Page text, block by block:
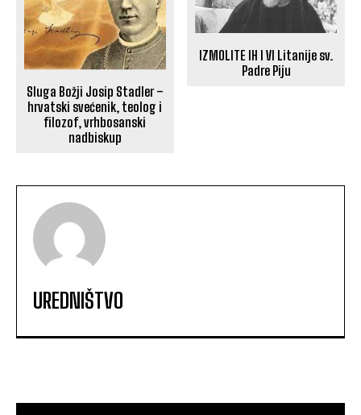
Sluga Božji Josip Stadler –
hrvatski svećenik, teolog i
filozof, vrhbosanski
nadbiskup
IZMOLITE IH I VI Litanije sv.
Padre Piju
UREDNIŠTVO